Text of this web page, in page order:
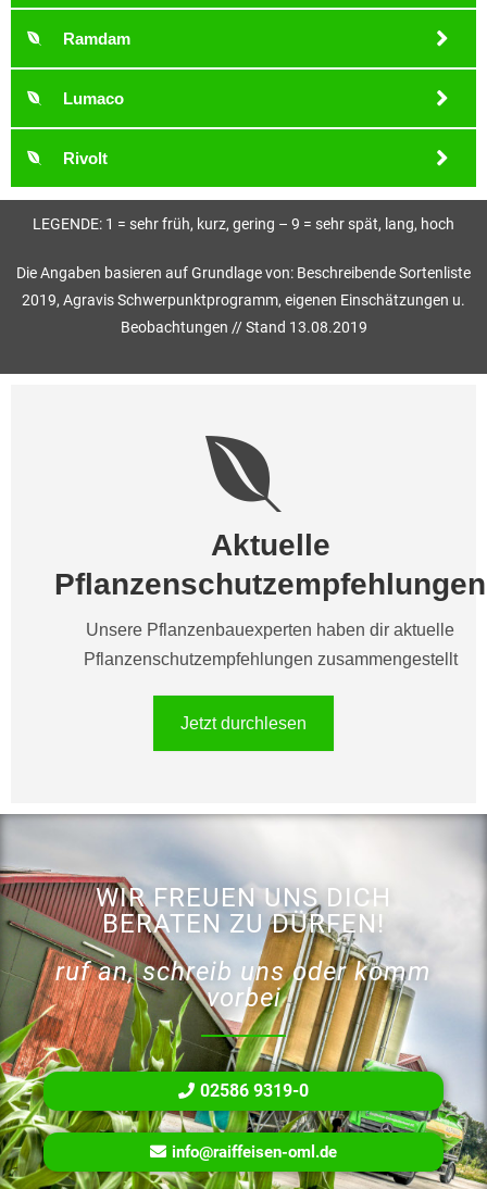
Ramdam
Lumaco
Rivolt
LEGENDE: 1 = sehr früh, kurz, gering – 9 = sehr spät, lang, hoch
Die Angaben basieren auf Grundlage von: Beschreibende Sortenliste
2019, Agravis Schwerpunktprogramm, eigenen Einschätzungen u.
Beobachtungen // Stand 13.08.2019
Aktuelle
Pflanzenschutzempfehlungen
Unsere Pflanzenbauexperten haben dir aktuelle
Pflanzenschutzempfehlungen zusammengestellt
Jetzt durchlesen
WIR FREUEN UNS DICH
BERATEN ZU DÜRFEN!
ruf an, schreib uns oder komm
vorbei
02586 9319-0
info@raiffeisen-oml.de